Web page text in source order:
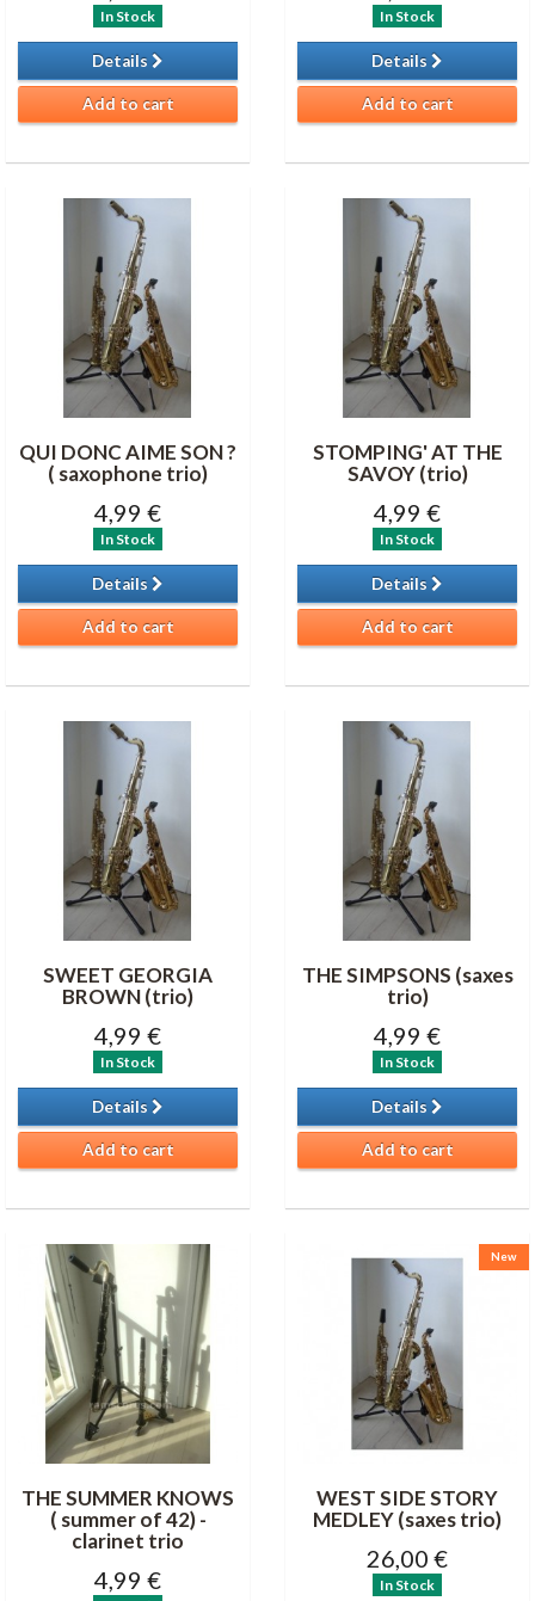
In Stock
Details
Add to cart
In Stock
Details
Add to cart
QUI DONC AIME SON ?
( saxophone trio)
4,99 €
In Stock
Details
Add to cart
STOMPING' AT THE
SAVOY (trio)
4,99 €
In Stock
Details
Add to cart
SWEET GEORGIA
BROWN (trio)
4,99 €
In Stock
Details
Add to cart
THE SIMPSONS (saxes
trio)
4,99 €
In Stock
Details
Add to cart
THE SUMMER KNOWS
( summer of 42) -
clarinet trio
4,99 €
New
WEST SIDE STORY
MEDLEY (saxes trio)
26,00 €
In Stock